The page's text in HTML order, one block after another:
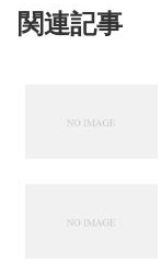
関連記事